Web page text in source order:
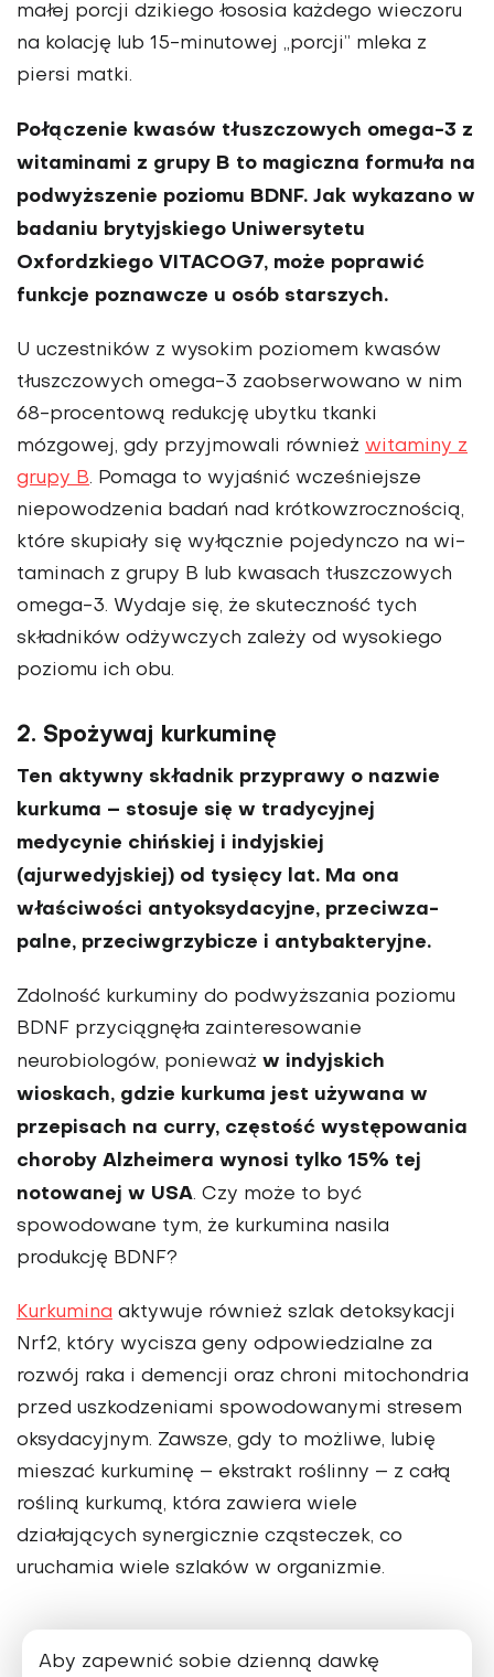
małej porcji dzikiego łososia każdego wieczoru
na kolację lub 15-mi­nutowej „porcji” mleka z
piersi matki.
Połączenie kwasów tłuszczowych omega-3 z
witaminami z grupy B to ma­giczna formuła na
podwyższenie po­ziomu BDNF. Jak wykazano w
badaniu brytyjskiego Uniwersytetu
Oxfordzkiego VITACOG7, może poprawić
funkcje po­znawcze u osób starszych.
U uczestników z wysokim poziomem kwasów
tłuszczo­wych omega-3 zaobserwowano w nim
68-procentową redukcję ubytku tkanki
mózgowej, gdy przyjmowali również witaminy z
grupy B. Pomaga to wyjaśnić wcześniejsze
niepowodzenia badań nad krótkowzrocznością,
które skupiały się wyłącznie pojedynczo na wi­
taminach z grupy B lub kwasach tłuszczowych
omega-3. Wydaje się, że skuteczność tych
składni­ków odżywczych zależy od wy­sokiego
poziomu ich obu.
2. Spożywaj kurkuminę
Ten aktywny składnik przyprawy o nazwie
kurkuma – stosuje się w trady­cyjnej
medycynie chińskiej i indyjskiej
(ajurwedyjskiej) od tysięcy lat. Ma ona
właściwości antyoksydacyjne, przeciwza­
palne, przeciwgrzybicze i antybakteryjne.
Zdolność kurkuminy do podwyższania poziomu
BDNF przyciągnęła zaintere­sowanie
neurobiologów, ponieważ w in­dyjskich
wioskach, gdzie kurkuma jest używana w
przepisach na curry, częstość występowania
choroby Alzheimera wy­nosi tylko 15% tej
notowanej w USA. Czy może to być
spowodowane tym, że kur­kumina nasila
produkcję BDNF?
Kurkumina aktywuje również szlak detoksykacji
Nrf2, który wycisza geny odpowiedzialne za
rozwój raka i de­mencji oraz chroni mitochondria
przed uszkodzeniami spowodowanymi stresem
oksydacyjnym. Zawsze, gdy to możliwe, lubię
mieszać kurkuminę – ekstrakt roślinny – z całą
rośliną kur­kumą, która zawiera wiele
działających synergicznie cząsteczek, co
urucha­mia wiele szlaków w organizmie.
Aby zapewnić sobie dzienną dawkę